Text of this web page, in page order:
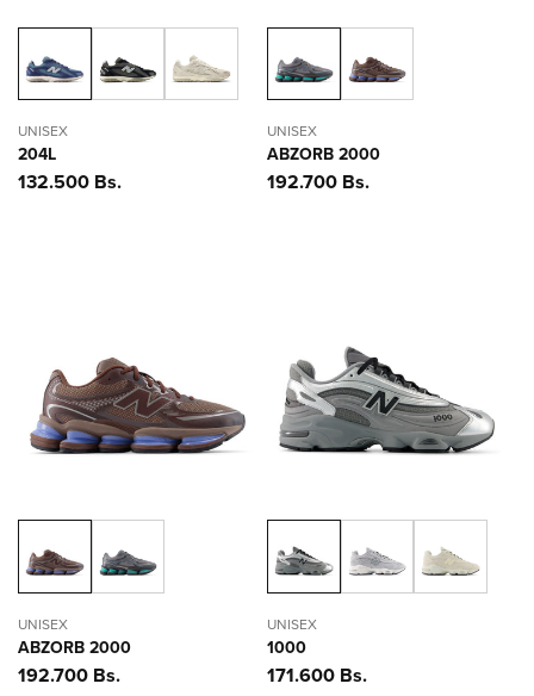
UNISEX
204L
Precio
132.500 Bs.
UNISEX
ABZORB 2000
Precio
192.700 Bs.
UNISEX
ABZORB 2000
Precio
192.700 Bs.
UNISEX
1000
Precio
171.600 Bs.